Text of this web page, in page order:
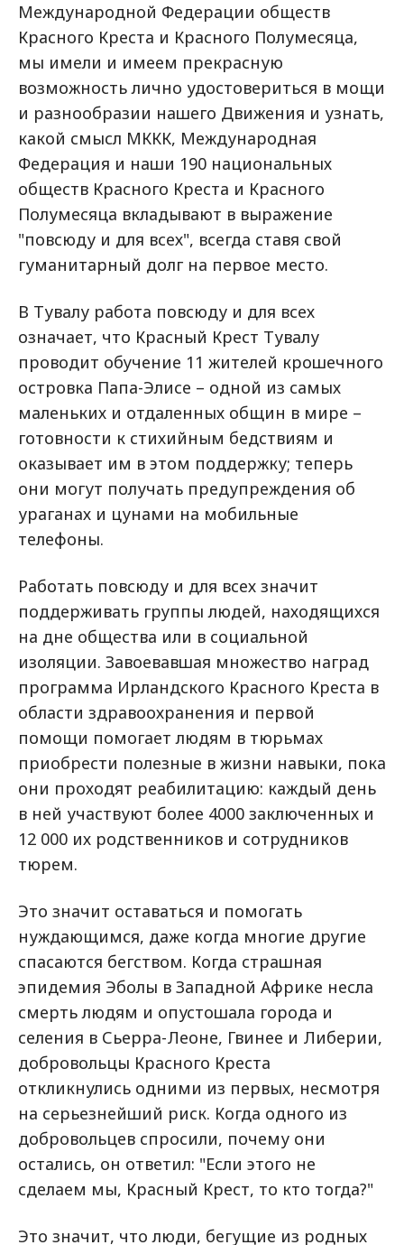
Международной Федерации обществ
Красного Креста и Красного Полумесяца,
мы имели и имеем прекрасную
возможность лично удостовериться в мощи
и разнообразии нашего Движения и узнать,
какой смысл МККК, Международная
Федерация и наши 190 национальных
обществ Красного Креста и Красного
Полумесяца вкладывают в выражение
"повсюду и для всех", всегда ставя свой
гуманитарный долг на первое место.
В Тувалу работа повсюду и для всех
означает, что Красный Крест Тувалу
проводит обучение 11 жителей крошечного
островка Папа-Элисе – одной из самых
маленьких и отдаленных общин в мире –
готовности к стихийным бедствиям и
оказывает им в этом поддержку; теперь
они могут получать предупреждения об
ураганах и цунами на мобильные
телефоны.
Работать повсюду и для всех значит
поддерживать группы людей, находящихся
на дне общества или в социальной
изоляции. Завоевавшая множество наград
программа Ирландского Красного Креста в
области здравоохранения и первой
помощи помогает людям в тюрьмах
приобрести полезные в жизни навыки, пока
они проходят реабилитацию: каждый день
в ней участвуют более 4000 заключенных и
12 000 их родственников и сотрудников
тюрем.
Это значит оставаться и помогать
нуждающимся, даже когда многие другие
спасаются бегством. Когда страшная
эпидемия Эболы в Западной Африке несла
смерть людям и опустошала города и
селения в Сьерра-Леоне, Гвинее и Либерии,
добровольцы Красного Креста
откликнулись одними из первых, несмотря
на серьезнейший риск. Когда одного из
добровольцев спросили, почему они
остались, он ответил: "Если этого не
сделаем мы, Красный Крест, то кто тогда?"
Это значит, что люди, бегущие из родных